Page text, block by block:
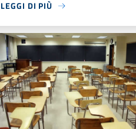
LEGGI DI PIÙ